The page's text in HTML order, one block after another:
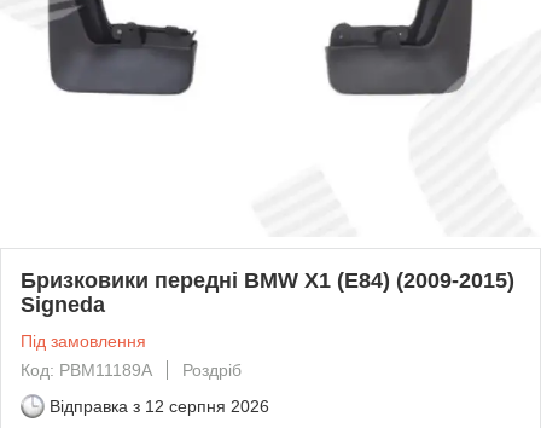
Бризковики передні BMW X1 (E84) (2009-2015)
Signeda
Під замовлення
Код: PBM11189A
Роздріб
Відправка з 12 серпня 2026